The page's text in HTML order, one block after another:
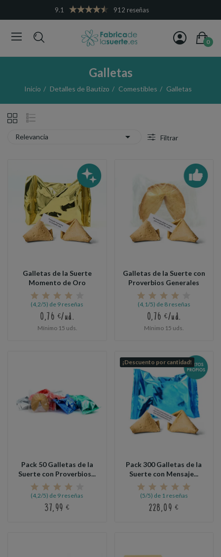
9.1 912 reseñas
0
Galletas
Inicio Detalles de Bautizo Comestibles Galletas
Relevancia  Filtrar
Galletas de la Suerte
Momento de Oro
(4,2/5) de 9 reseñas
0,76 €/ud.
Mínimo 15 uds.
Galletas de la Suerte con
Proverbios Generales
(4,1/5) de 8 reseñas
0,76 €/ud.
Mínimo 15 uds.
Pack 50 Galletas de la
Suerte con Proverbios...
(4,2/5) de 9 reseñas
37,99 €
¡Descuento por cantidad!
Pack 300 Galletas de la
Suerte con Mensaje...
(5/5) de 1 reseñas
228,09 €